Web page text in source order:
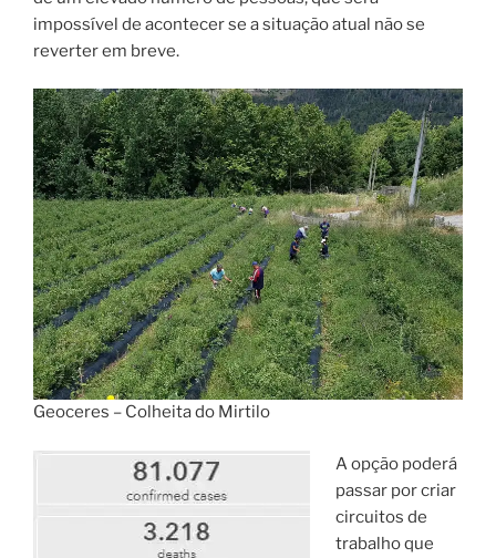
impossível de acontecer se a situação atual não se
reverter em breve.
Geoceres – Colheita do Mirtilo
A opção poderá
passar por criar
circuitos de
trabalho que